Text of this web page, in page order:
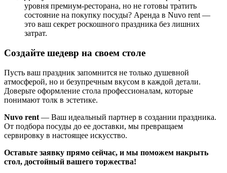
уровня премиум-ресторана, но не готовы тратить
состояние на покупку посуды? Аренда в Nuvo rent —
это ваш секрет роскошного праздника без лишних
затрат.
Создайте шедевр на своем столе
Пусть ваш праздник запомнится не только душевной
атмосферой, но и безупречным вкусом в каждой детали.
Доверьте оформление стола профессионалам, которые
понимают толк в эстетике.
Nuvo rent — Ваш идеальный партнер в создании праздника.
От подбора посуды до ее доставки, мы превращаем
сервировку в настоящее искусство.
Оставьте заявку прямо сейчас, и мы поможем накрыть
стол, достойный вашего торжества!